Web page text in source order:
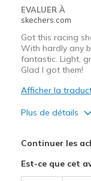
Sizing
View On Shoes
EVALUER À
skechers.com
Got this racing
With hardly any
fantastic. Light,
Glad I got them!
Afficher la
Plus de détails
Breathe Well
Continuer les
Est-ce que cet